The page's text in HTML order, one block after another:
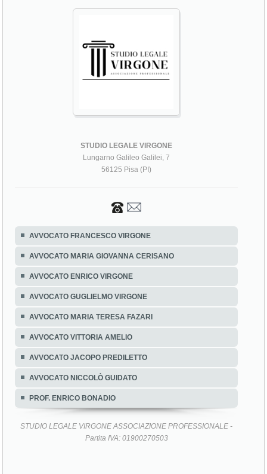
STUDIO LEGALE VIRGONE
Lungarno Galileo Galilei, 7
56125 Pisa (PI)
AVVOCATO FRANCESCO VIRGONE
AVVOCATO MARIA GIOVANNA CERISANO
AVVOCATO ENRICO VIRGONE
AVVOCATO GUGLIELMO VIRGONE
AVVOCATO MARIA TERESA FAZARI
AVVOCATO VITTORIA AMELIO
AVVOCATO JACOPO PREDILETTO
AVVOCATO NICCOLÒ GUIDATO
PROF. ENRICO BONADIO
STUDIO LEGALE VIRGONE ASSOCIAZIONE PROFESSIONALE -
Partita IVA: 01900270503